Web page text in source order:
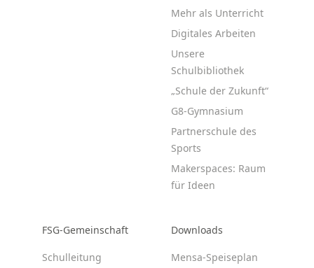
Mehr als Unterricht
Digitales Arbeiten
Unsere
Schulbibliothek
„Schule der Zukunft“
G8-Gymnasium
Partnerschule des
Sports
Makerspaces: Raum
für Ideen
FSG-Gemeinschaft
Schulleitung
Downloads
Mensa-Speiseplan